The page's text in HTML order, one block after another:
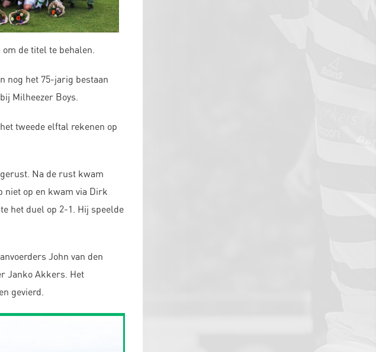
de titel te behalen.
nog het 75-jarig bestaan
Milheezer Boys.
tweede elftal rekenen op
Na de rust kwam
niet op en kwam via Dirk
het duel op 2-1. Hij speelde
John van den
Janko Akkers. Het
gevierd.